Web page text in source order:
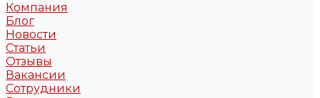
Компания
Блог
Новости
Статьи
Отзывы
Вакансии
Сотрудники